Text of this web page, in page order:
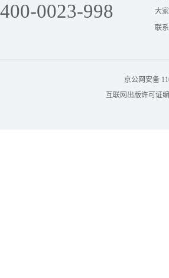
400-0023-998
大
联
京公网安备
互联网出版许可证